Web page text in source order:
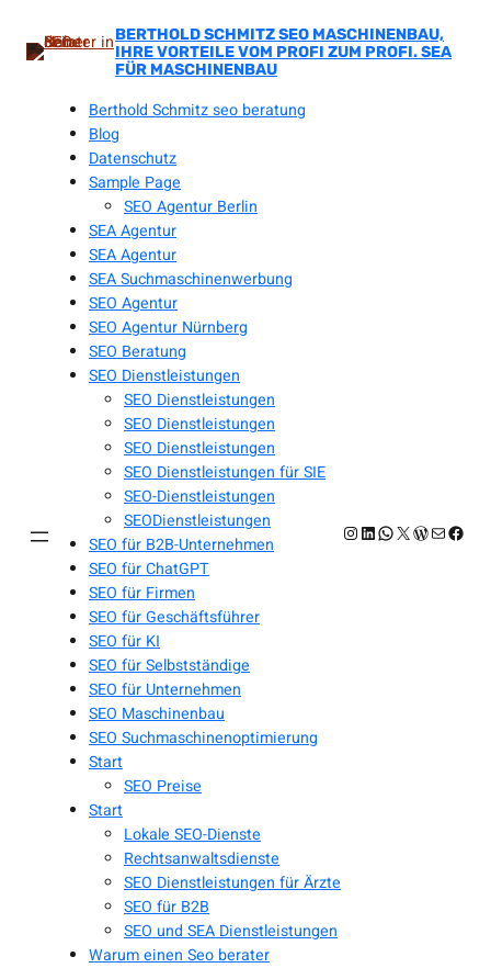
springen
BERTHOLD SCHMITZ SEO MASCHINENBAU,
IHRE VORTEILE VOM PROFI ZUM PROFI. SEA
FÜR MASCHINENBAU
Berthold Schmitz seo beratung
Blog
Datenschutz
Sample Page
SEO Agentur Berlin
SEA Agentur
SEA Agentur
SEA Suchmaschinenwerbung
SEO Agentur
SEO Agentur Nürnberg
SEO Beratung
SEO Dienstleistungen
SEO Dienstleistungen
SEO Dienstleistungen
SEO Dienstleistungen
SEO Dienstleistungen für SIE
SEO-Dienstleistungen
SEODienstleistungen
SEO für B2B-Unternehmen
SEO für ChatGPT
SEO für Firmen
SEO für Geschäftsführer
SEO für KI
SEO für Selbstständige
SEO für Unternehmen
SEO Maschinenbau
SEO Suchmaschinenoptimierung
Start
SEO Preise
Start
Lokale SEO-Dienste
Rechtsanwaltsdienste
SEO Dienstleistungen für Ärzte
SEO für B2B
SEO und SEA Dienstleistungen
Warum einen Seo berater
Instagram
LinkedIn
WhatsApp
X E-Mail